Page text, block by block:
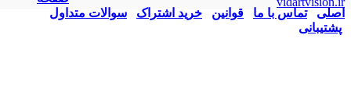
اصلی
تماس با ما قوانین خرید اشتراک
سوالات متداول
پشتیبانی